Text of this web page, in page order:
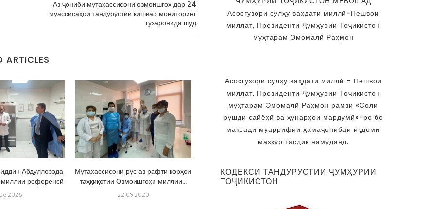
Аз ҷониби мутахассисони озмоишгоҳ дар 24
муассисаҳои тандурустии кишвар мониторинг
гузаронида шуд
ARTICLES
Абдуллозода
референсӣ
Мутахассисони рус аз рафти корҳои
таҳқиқотии Озмоишгоҳи миллии...
22.09.2020
Баргузории дарсҳои омӯзишӣ
ҷиҳати беҳтар намудани фаъолият
Озмоишгоҳи миллии
Асосгузори сулҳу ваҳдати миллӣ-Пешвои
миллат, Президенти Ҷумҳурии Тоҷикистон
муҳтарам Эмомалӣ Раҳмон
Асосгузори сулҳу ваҳдати миллӣ – Пешвои
миллат, Президенти Ҷумҳурии Тоҷикистон
муҳтарам Эмомалӣ Раҳмон рамзи «Соли
рушди сайёҳӣ ва ҳунарҳои мардумӣ»-ро бо
мақсади муаррифии ҳамаҷонибаи иқдоми
мазкур тасдиқ намуданд.
КОДЕКСИ ТАНДУРУСТИИ ҶУМҲУРИИ
ТОҶИКИСТОН